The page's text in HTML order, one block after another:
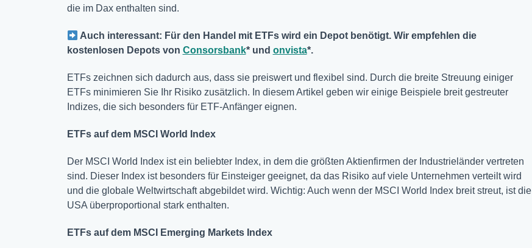
die im Dax enthalten sind.
Auch interessant: Für den Handel mit ETFs wird ein Depot benötigt. Wir empfehlen die
kostenlosen Depots von Consorsbank* und onvista*.
ETFs zeichnen sich dadurch aus, dass sie preiswert und flexibel sind. Durch die breite Streuung einiger
ETFs minimieren Sie Ihr Risiko zusätzlich. In diesem Artikel geben wir einige Beispiele breit gestreuter
Indizes, die sich besonders für ETF-Anfänger eignen.
ETFs auf dem MSCI World Index
Der MSCI World Index ist ein beliebter Index, in dem die größten Aktienfirmen der Industrieländer vertreten
sind. Dieser Index ist besonders für Einsteiger geeignet, da das Risiko auf viele Unternehmen verteilt wird
und die globale Weltwirtschaft abgebildet wird. Wichtig: Auch wenn der MSCI World Index breit streut, ist die
USA überproportional stark enthalten.
ETFs auf dem MSCI Emerging Markets Index